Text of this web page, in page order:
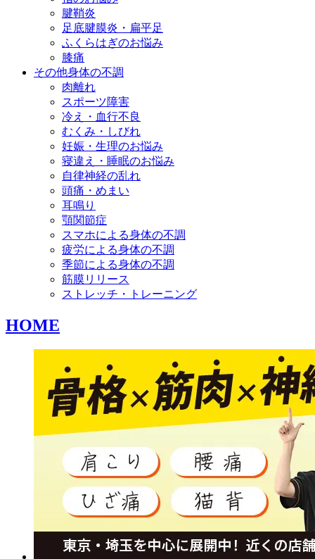
腱鞘炎
足底腱膜炎・扁平足
ふくらはぎのお悩み
膝痛
その他身体の不調
肉離れ
スポーツ障害
冷え・血行不良
むくみ・しびれ
妊娠・生理のお悩み
寝違え・睡眠のお悩み
自律神経の乱れ
頭痛・めまい
耳鳴り
顎関節症
スマホによる身体の不調
疲労による身体の不調
季節による身体の不調
筋膜リリース
ストレッチ・トレーニング
HOME